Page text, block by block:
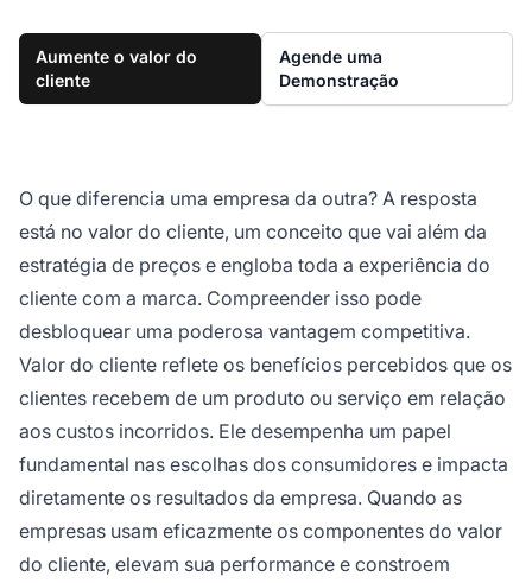
Aumente o valor do
cliente
Agende uma
Demonstração
O que diferencia uma empresa da outra? A resposta
está no valor do cliente, um conceito que vai além da
estratégia de preços e engloba toda a experiência do
cliente com a marca. Compreender isso pode
desbloquear uma poderosa vantagem competitiva.
Valor do cliente reflete os benefícios percebidos que os
clientes recebem de um produto ou serviço em relação
aos custos incorridos. Ele desempenha um papel
fundamental nas escolhas dos consumidores e impacta
diretamente os resultados da empresa. Quando as
empresas usam eficazmente os componentes do valor
do cliente, elevam sua performance e constroem